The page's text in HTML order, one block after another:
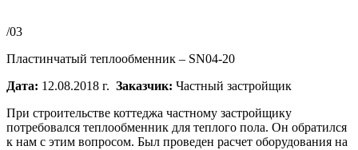
/03
Пластинчатый теплообменник – SN04-20
Дата: 12.08.2018 г. Заказчик: Частный застройщик
При строительстве коттеджа частному застройщику
потребовался теплообменник для теплого пола. Он обратился
к нам с этим вопросом. Был проведен расчет оборудования на